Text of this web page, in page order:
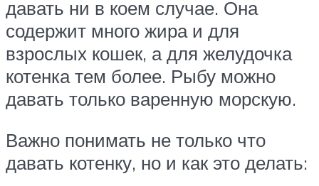
давать ни в коем случае. Она
содержит много жира и для
взрослых кошек, а для желудочка
котенка тем более. Рыбу можно
давать только варенную морскую.
Важно понимать не только что
давать котенку, но и как это делать: